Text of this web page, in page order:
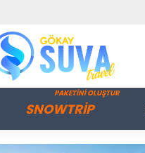
SNOWTRİP
PAKETİNİ OLUŞTUR